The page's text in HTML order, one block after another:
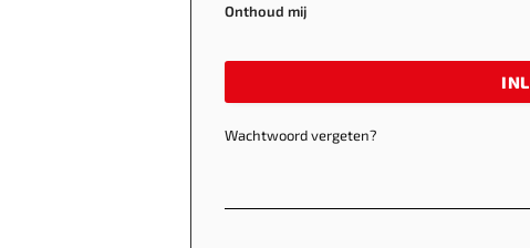
Onthoud mij
Wachtwoord vergeten?